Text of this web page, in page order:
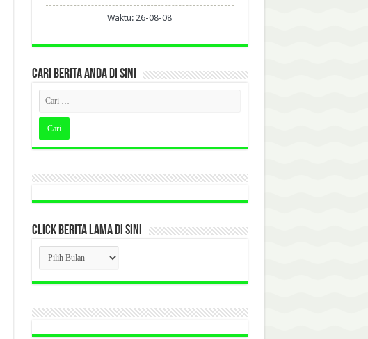
Waktu: 26-08-08
CARI BERITA ANDA DI SINI
CLICK BERITA LAMA DI SINI
CLICK
BERITA
LAMA
DI